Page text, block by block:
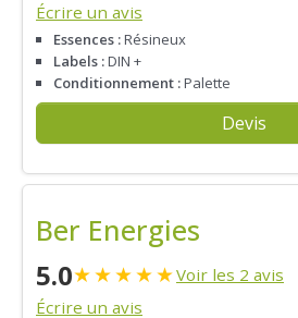
Écrire un avis
Essences :Résineux
Labels :DIN +
Conditionnement :Palette
Devis
Ber Energies
5.0★★★★★Voir les 2 avis
Écrire un avis